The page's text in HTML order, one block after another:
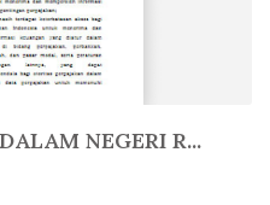
NEGERI R...